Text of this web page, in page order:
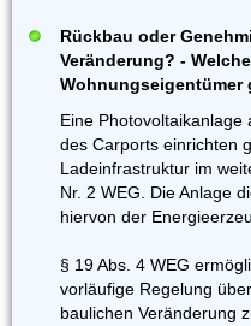
Rückbau oder
Veränderung? -
Wohnungseigentümer
Eine
des Carports einrichten
Ladeinfrastruktur im
Nr. 2 WEG. Die Anlage
hiervon der
§ 19 Abs. 4 WEG
vorläufige Regelung
baulichen Veränderung